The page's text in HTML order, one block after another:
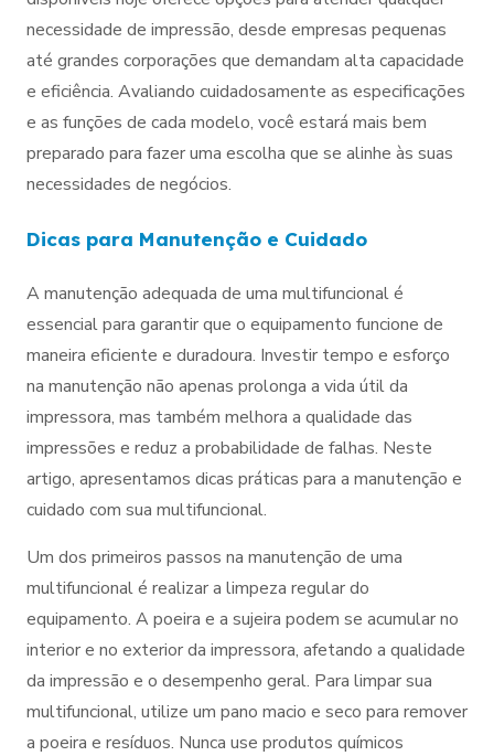
necessidade de impressão, desde empresas pequenas
até grandes corporações que demandam alta capacidade
e eficiência. Avaliando cuidadosamente as especificações
e as funções de cada modelo, você estará mais bem
preparado para fazer uma escolha que se alinhe às suas
necessidades de negócios.
Dicas para Manutenção e Cuidado
A manutenção adequada de uma multifuncional é
essencial para garantir que o equipamento funcione de
maneira eficiente e duradoura. Investir tempo e esforço
na manutenção não apenas prolonga a vida útil da
impressora, mas também melhora a qualidade das
impressões e reduz a probabilidade de falhas. Neste
artigo, apresentamos dicas práticas para a manutenção e
cuidado com sua multifuncional.
Um dos primeiros passos na manutenção de uma
multifuncional é realizar a limpeza regular do
equipamento. A poeira e a sujeira podem se acumular no
interior e no exterior da impressora, afetando a qualidade
da impressão e o desempenho geral. Para limpar sua
multifuncional, utilize um pano macio e seco para remover
a poeira e resíduos. Nunca use produtos químicos